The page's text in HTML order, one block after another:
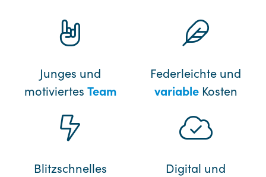
Junges und
motiviertes Team
Federleichte und
variableKosten
Blitzschnelles
Digital und